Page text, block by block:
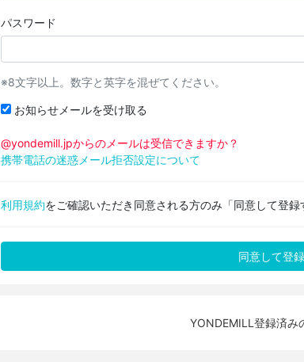
パスワード
※8文字以上。数字と英字を混ぜてください。
お知らせメールを受け取る
@yondemill.jpからのメールは受信できますか？
携帯電話の迷惑メール拒否設定について
利用規約をご確認いただき同意される方のみ「同意して登録
YONDEMILL登録済